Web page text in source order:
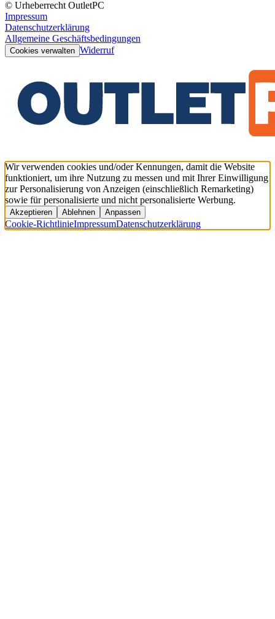
© Urheberrecht OutletPC
Impressum
Datenschutzerklärung
Allgemeine Geschäftsbedingungen
Cookies verwalten Widerruf
Wir verwenden cookies und/oder Kennungen, damit die Website
funktioniert, um ihre Nutzung zu messen und mit Ihrer Einwilligung
zur Personalisierung von Anzeigen (einschließlich Remarketing)
sowie für personalisierte und nicht personalisierte Werbung.
Akzeptieren Ablehnen Anpassen
Cookie-RichtlinieImpressumDatenschutzerklärung